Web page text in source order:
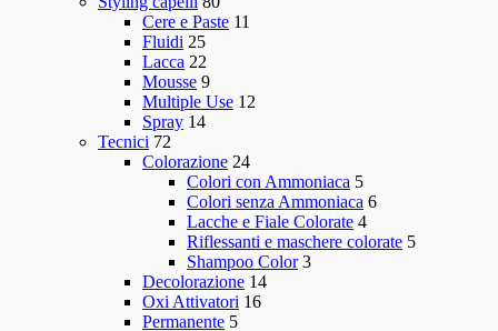
Cere e Paste 11
Fluidi 25
Lacca 22
Mousse 9
Multiple Use 12
Spray 14
Tecnici 72
Colorazione 24
Colori con Ammoniaca 5
Colori senza Ammoniaca 6
Lacche e Fiale Colorate 4
Riflessanti e maschere colorate 5
Shampoo Color 3
Decolorazione 14
Oxi Attivatori 16
Permanente 5